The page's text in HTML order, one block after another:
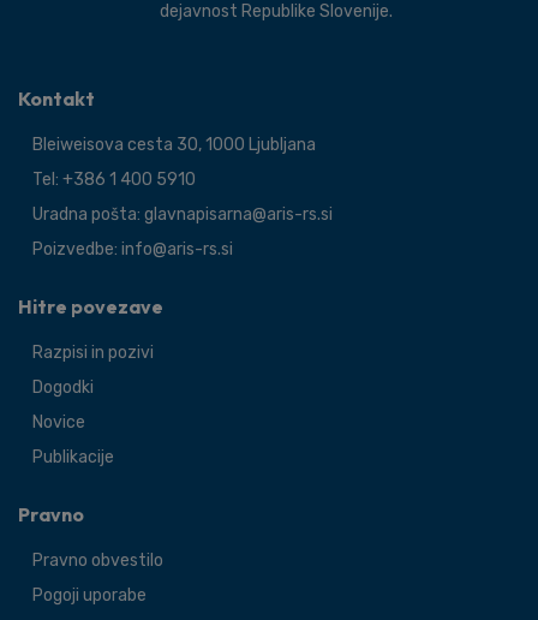
dejavnost Republike Slovenije.
Kontakt
Bleiweisova cesta 30, 1000 Ljubljana
Tel: +386 1 400 5910
Uradna pošta: glavnapisarna@aris-rs.si
Poizvedbe: info@aris-rs.si
Hitre povezave
Razpisi in pozivi
Dogodki
Novice
Publikacije
Pravno
Pravno obvestilo
Pogoji uporabe